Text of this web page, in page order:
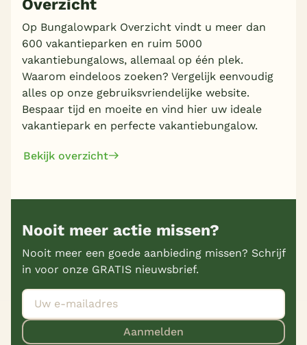
Overzicht
Op Bungalowpark Overzicht vindt u meer dan
600 vakantieparken en ruim 5000
vakantiebungalows, allemaal op één plek.
Waarom eindeloos zoeken? Vergelijk eenvoudig
alles op onze gebruiksvriendelijke website.
Bespaar tijd en moeite en vind hier uw ideale
vakantiepark en perfecte vakantiebungalow.
Bekijk overzicht
Nooit meer actie missen?
Nooit meer een goede aanbieding missen? Schrijf
in voor onze GRATIS nieuwsbrief.
Aanmelden